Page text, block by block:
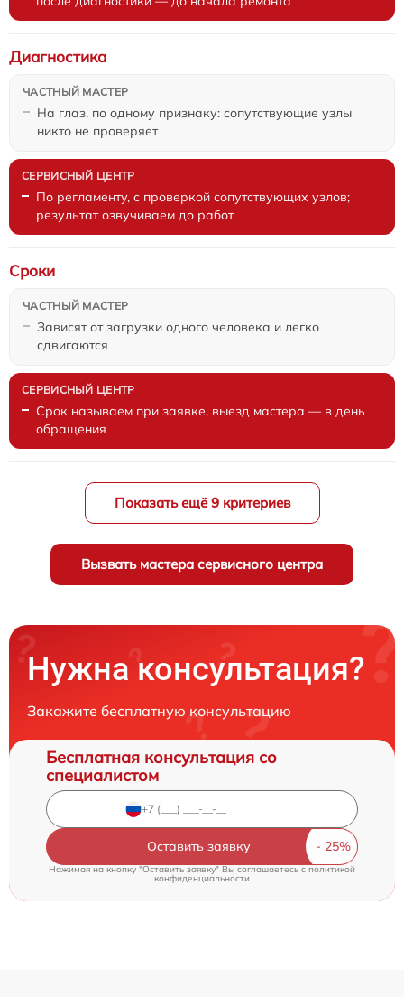
На глаз, по одному признаку: сопутствующие узлы
никто не проверяет
Диагностика
По регламенту, с проверкой сопутствующих узлов;
результат озвучиваем до работ
Зависят от загрузки одного человека и легко
сдвигаются
Сроки
Срок называем при заявке, выезд мастера — в день
обращения
Показать ещё 9 критериев
Вызвать мастера сервисного центра
Нужна консультация?
Закажите бесплатную консультацию
Бесплатная консультация со
специалистом
Оставить заявку
Нажимая на кнопку "Оставить заявку" Вы соглашаетесь cполитикой
конфиденциальности